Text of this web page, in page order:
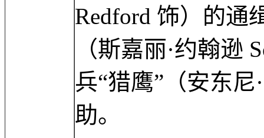
Redford 饰）的通
（斯嘉丽·约翰逊
兵“猎鹰”（安东
助。